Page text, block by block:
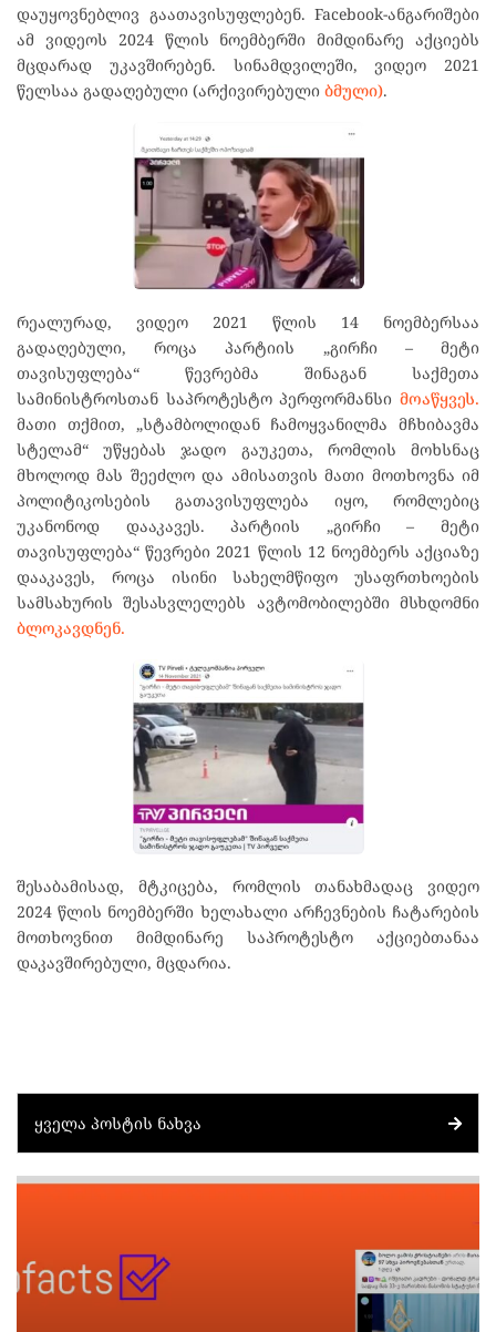
დაუყოვნებლივ გაათავისუფლებენ. Facebook-ანგარიშები
ამ ვიდეოს 2024 წლის ნოემბერში მიმდინარე აქციებს
მცდარად უკავშირებენ. სინამდვილეში, ვიდეო 2021
წელსაა გადაღებული (არქივირებული ბმული).
რეალურად, ვიდეო 2021 წლის 14 ნოემბერსაა
გადაღებული, როცა პარტიის „გირჩი – მეტი
თავისუფლება“ წევრებმა შინაგან საქმეთა
სამინისტროსთან საპროტესტო პერფორმანსი მოაწყვეს.
მათი თქმით, „სტამბოლიდან ჩამოყვანილმა მჩხიბავმა
სტელამ“ უწყებას ჯადო გაუკეთა, რომლის მოხსნაც
მხოლოდ მას შეეძლო და ამისათვის მათი მოთხოვნა იმ
პოლიტიკოსების გათავისუფლება იყო, რომლებიც
უკანონოდ დააკავეს. პარტიის „გირჩი – მეტი
თავისუფლება“ წევრები 2021 წლის 12 ნოემბერს აქციაზე
დააკავეს, როცა ისინი სახელმწიფო უსაფრთხოების
სამსახურის შესასვლელებს ავტომობილებში მსხდომნი
ბლოკავდნენ.
შესაბამისად, მტკიცება, რომლის თანახმადაც ვიდეო
2024 წლის ნოემბერში ხელახალი არჩევნების ჩატარების
მოთხოვნით მიმდინარე საპროტესტო აქციებთანაა
დაკავშირებული, მცდარია.
ᲧᲕᲔᲚᲐ ᲞᲝᲡᲢᲘᲡ ᲜᲐᲮᲕᲐ